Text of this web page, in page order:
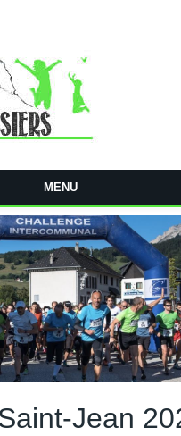
MENU
Jean